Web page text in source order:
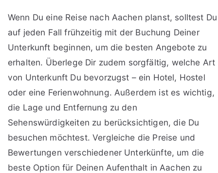
Wenn Du eine Reise nach Aachen planst, solltest Du
auf jeden Fall frühzeitig mit der Buchung Deiner
Unterkunft beginnen, um die besten Angebote zu
erhalten. Überlege Dir zudem sorgfältig, welche Art
von Unterkunft Du bevorzugst – ein Hotel, Hostel
oder eine Ferienwohnung. Außerdem ist es wichtig,
die Lage und Entfernung zu den
Sehenswürdigkeiten zu berücksichtigen, die Du
besuchen möchtest. Vergleiche die Preise und
Bewertungen verschiedener Unterkünfte, um die
beste Option für Deinen Aufenthalt in Aachen zu